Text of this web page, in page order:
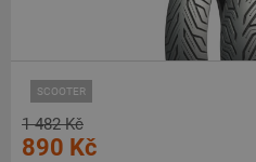
SCOOTER
1 482 Kč
890 Kč